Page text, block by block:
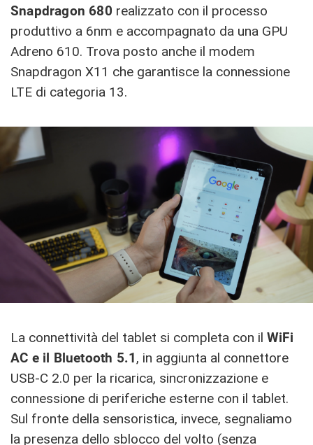
Snapdragon 680 realizzato con il processo
produttivo a 6nm e accompagnato da una GPU
Adreno 610. Trova posto anche il modem
Snapdragon X11 che garantisce la connessione
LTE di categoria 13.
La connettività del tablet si completa con il WiFi
AC e il Bluetooth 5.1, in aggiunta al connettore
USB-C 2.0 per la ricarica, sincronizzazione e
connessione di periferiche esterne con il tablet.
Sul fronte della sensoristica, invece, segnaliamo
la presenza dello sblocco del volto (senza